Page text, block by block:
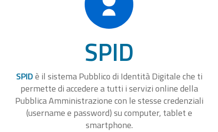
SPID
SPIDè il sistema Pubblico di Identità Digitale che ti
permette di accedere a tutti i servizi online della
Pubblica Amministrazione con le stesse credenziali
(username e password) su computer, tablet e
smartphone.